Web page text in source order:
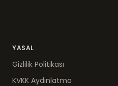
YASAL
Gizlilik Politikası
KVKK Aydınlatma